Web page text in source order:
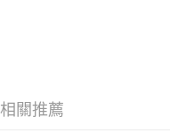
相關推薦